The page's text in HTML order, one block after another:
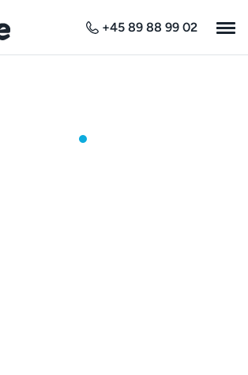
+45 89 88 99 02